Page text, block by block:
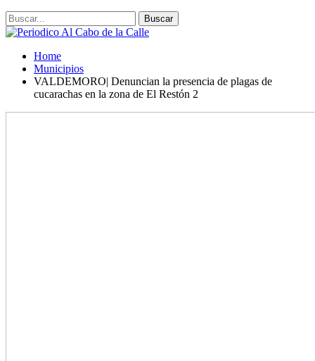
Home
Municipios
VALDEMORO| Denuncian la presencia de plagas de
cucarachas en la zona de El Restón 2